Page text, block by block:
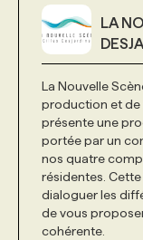
LA
La Nouvelle
production et de
présente une
portée par un
nos quatre
résidentes.
dialoguer les
de vous
cohérente.